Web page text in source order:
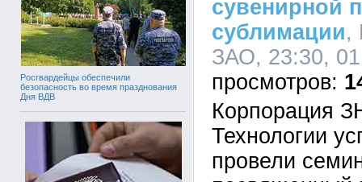
Росгвардейцы обеспечили
безопасность во время празднования
Дня ВДВ
сувенирной
сублимации,
ЗАО, 23:30,
Корпорация
Технологии
провели